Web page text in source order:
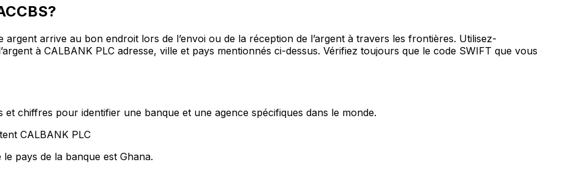
arrive au bon endroit lors de l’envoi ou de la réception de l’argent à travers les frontières. Utilisez-
à CALBANK PLC adresse, ville et pays mentionnés ci-dessus. Vérifiez toujours que le code SWIFT que vous
et chiffres pour identifier une banque et une agence spécifiques dans le monde.
CALBANK PLC
pays de la banque est Ghana.